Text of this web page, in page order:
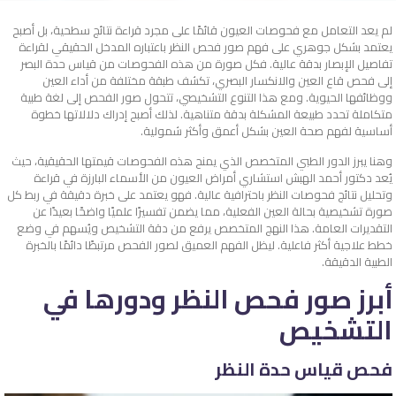
لم يعد التعامل مع فحوصات العيون قائمًا على مجرد قراءة نتائج سطحية، بل أصبح
يعتمد بشكل جوهري على فهم صور فحص النظر باعتباره المدخل الحقيقي لقراءة
تفاصيل الإبصار بدقة عالية. فكل صورة من هذه الفحوصات من قياس حدة البصر
إلى فحص قاع العين والانكسار البصري، تكشف طبقة مختلفة من أداء العين
ووظائفها الحيوية. ومع هذا التنوع التشخيصي، تتحول صور الفحص إلى لغة طبية
متكاملة تحدد طبيعة المشكلة بدقة متناهية. لذلك أصبح إدراك دلالاتها خطوة
أساسية لفهم صحة العين بشكل أعمق وأكثر شمولية.
وهنا يبرز الدور الطبي المتخصص الذي يمنح هذه الفحوصات قيمتها الحقيقية، حيث
يُعد دكتور أحمد الهبش استشاري أمراض العيون من الأسماء البارزة في قراءة
وتحليل نتائج فحوصات النظر باحترافية عالية. فهو يعتمد على خبرة دقيقة في ربط كل
صورة تشخيصية بحالة العين الفعلية، مما يضمن تفسيرًا علميًا واضحًا بعيدًا عن
التقديرات العامة. هذا النهج المتخصص يرفع من دقة التشخيص ويُسهم في وضع
خطط علاجية أكثر فاعلية. ليظل الفهم العميق لصور الفحص مرتبطًا دائمًا بالخبرة
الطبية الدقيقة.
أبرز صور فحص النظر ودورها في
التشخيص
فحص قياس حدة النظر